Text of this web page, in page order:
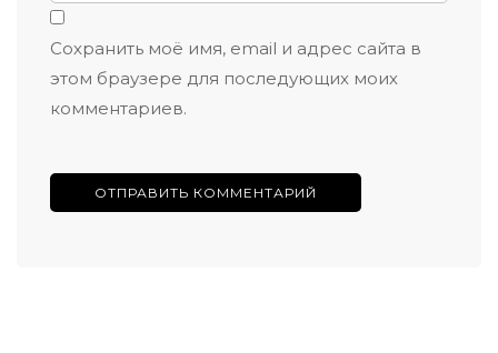
Сохранить моё имя, email и адрес сайта в
этом браузере для последующих моих
комментариев.